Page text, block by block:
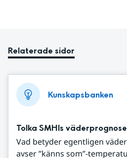
Relaterade sidor
Kunskapsbanken
Tolka SMHIs
Vad betyder egentligen
avser ”känns som”-